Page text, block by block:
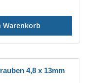
Warenkorb
4,8 x 13mm